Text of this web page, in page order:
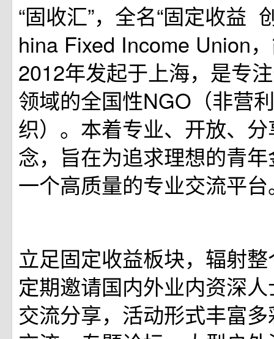
“固收汇”，全名“固定收益
hina Fixed Income Union
2012年发起于上海，是专
领域的全国性NGO（非营
织）。本着专业、开放、
念，旨在为追求理想的青
一个高质量的专业交流平台
立足固定收益板块，辐射
定期邀请国内外业内资深
交流分享，活动形式丰富